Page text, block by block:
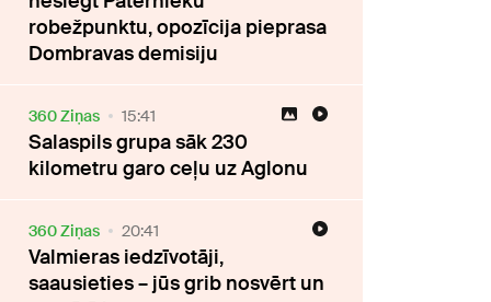
robežpunktu, opozīcija pieprasa
Dombravas demisiju
360 Ziņas 15:41
Salaspils grupa sāk 230
kilometru garo ceļu uz Aglonu
360 Ziņas 20:41
Valmieras iedzīvotāji,
saausieties – jūs grib nosvērt un